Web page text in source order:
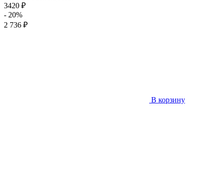
3420 ₽
- 20%
2 736 ₽
В корзину